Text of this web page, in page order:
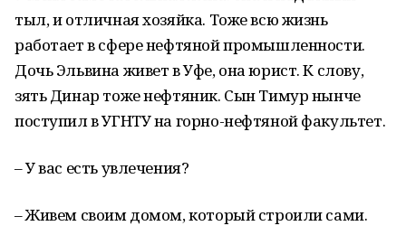
тыл, и отличная хозяйка. Тоже всю жизнь
работает в сфере нефтяной промышленности.
Дочь Эльвина живет в Уфе, она юрист. К слову,
зять Динар тоже нефтяник. Сын Тимур нынче
поступил в УГНТУ на горно-нефтяной факультет.
– У вас есть увлечения?
– Живем своим домом, который строили сами.